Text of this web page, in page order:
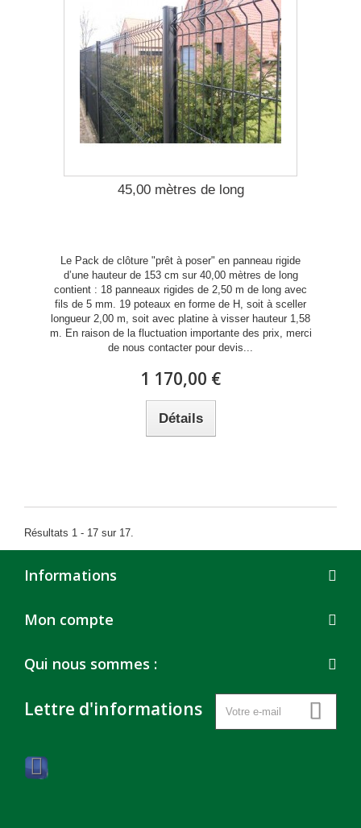
45,00 mètres de long
Le Pack de clôture "prêt à poser" en panneau rigide
d’une hauteur de 153 cm sur 40,00 mètres de long
contient : 18 panneaux rigides de 2,50 m de long avec
fils de 5 mm. 19 poteaux en forme de H, soit à sceller
longueur 2,00 m, soit avec platine à visser hauteur 1,58
m. En raison de la fluctuation importante des prix, merci
de nous contacter pour devis...
1 170,00 €
Détails
Résultats 1 - 17 sur 17.
Informations
Mon compte
Qui nous sommes :
Lettre d'informations